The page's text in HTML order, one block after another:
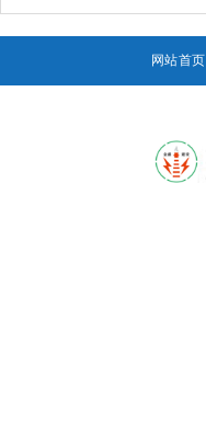
网站首页